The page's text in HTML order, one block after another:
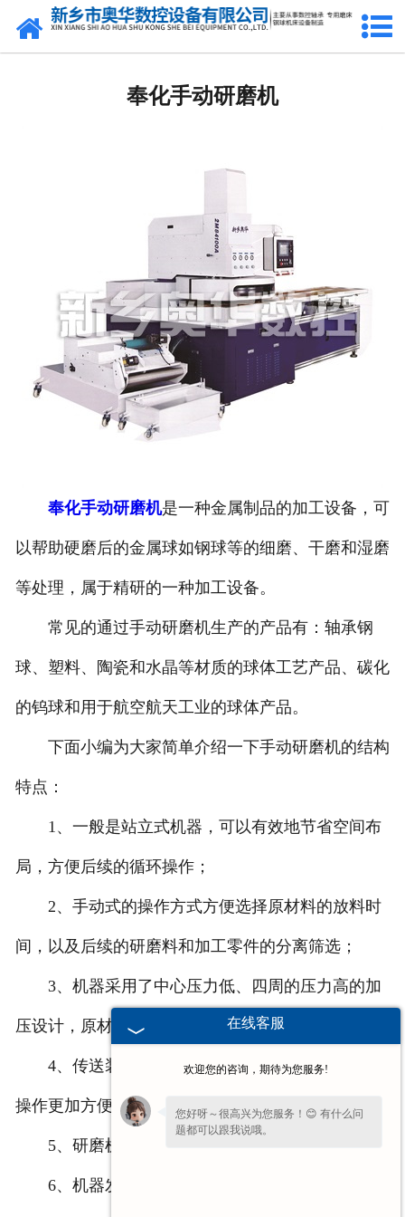
网站首页
奉化立式车床
奉化3M7770A机床
奉化镗孔机
奉化精研机
奉化手动研磨机
奉化手动研磨机是一种金属制品的加工设备，可
以帮助硬磨后的金属球如钢球等的细磨、干磨和湿磨
等处理，属于精研的一种加工设备。
常见的通过手动研磨机生产的产品有：轴承钢
球、塑料、陶瓷和水晶等材质的球体工艺产品、碳化
的钨球和用于航空航天工业的球体产品。
下面小编为大家简单介绍一下手动研磨机的结构
特点：
1、一般是站立式机器，可以有效地节省空间布
局，方便后续的循环操作；
2、手动式的操作方式方便选择原材料的放料时
间，以及后续的研磨料和加工零件的分离筛选；
3、机器采用了中心压力低、四周的压力高的加
压设计，原材料可以比较好分放入进去；
4、传送装置频率可以通过手动进行调控；人为
操作更加方便；
5、研磨机的研磨效果比较好，满意率比较高；
6、机器发生故障时方便维修。
在线客服
欢迎您的咨询，期待为您服务!
您好呀～很高兴为您服务！😊 有什么问
题都可以跟我说哦。